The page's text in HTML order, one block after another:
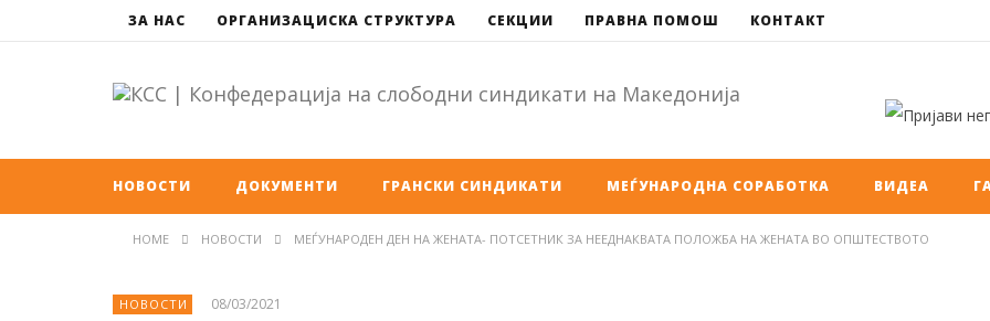
ЗА НАС ОРГАНИЗАЦИСКА СТРУКТУРА СЕКЦИИ ПРАВНА ПОМОШ КОНТАКТ
НОВОСТИ ДОКУМЕНТИ ГРАНСКИ СИНДИКАТИ МЕЃУНАРОДНА СОРАБОТКА ВИДЕА
HOME НОВОСТИ МЕЃУНАРОДЕН ДЕН НА ЖЕНАТА- ПОТСЕТНИК ЗА НЕЕДНАКВАТА ПОЛОЖБА НА ЖЕНАТА ВО ОПШТЕСТВОТО
НОВОСТИ 08/03/2021